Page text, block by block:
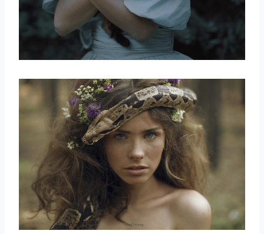
取消 搜索